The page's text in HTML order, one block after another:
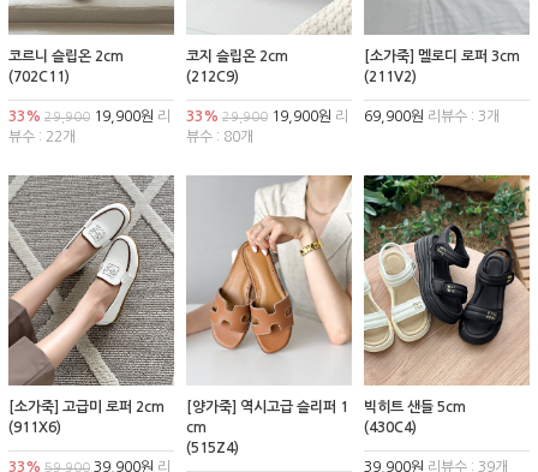
코르니 슬립온 2cm
(702C11)
33% 29,900 19,900원 리
뷰수 : 22개
코지 슬립온 2cm
(212C9)
33% 29,90019,900원 리
뷰수 : 80개
[소가죽] 멜로디 로퍼 3cm
(211V2)
69,900원 리뷰수 : 3개
[소가죽] 고급미 로퍼 2cm
(911X6)
33% 59,900 39,900원 리
[양가죽] 역시고급 슬리퍼 1
cm
(515Z4)
빅히트 샌들 5cm
(430C4)
39,900원 리뷰수 : 39개